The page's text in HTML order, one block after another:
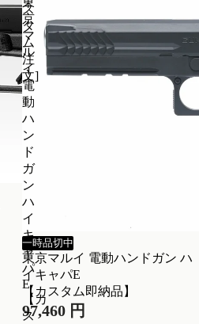
ス
タ
ム
注
文]
京
マ
ル
イ
電
動
ハ
ン
ド
ガ
ン
ハ
イ
キ
ャ
パ
E
【カ
ス
一時品切中
東京マルイ 電動ハンドガン ハ
イキャパE
【カスタム即納品】
97,460 円